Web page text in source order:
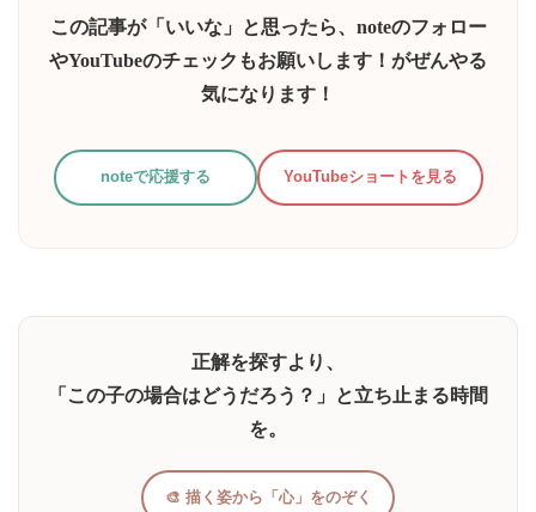
この記事が「いいな」と思ったら、noteのフォロー
やYouTubeのチェックもお願いします！がぜんやる
気になります！
noteで応援する YouTubeショートを見る
正解を探すより、
「この子の場合はどうだろう？」と立ち止まる時間
を。
🎨 描く姿から「心」をのぞく